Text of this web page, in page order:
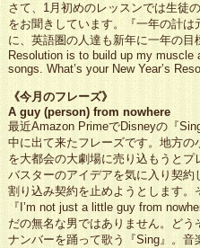
さて、1月初めのレッスンでは生
をお聞きしています。『一年の計
に、英語圏の人達も新年に一年の目
Resolution is to build up my
songs. What’s your New Year’s
《今月のフレーズ》
A guy (person) from nowhere
最近Amazon PrimeでDisneyの『
中に出て来たフレーズです。地方
を大都会の大劇場に売り込もうと
バスターのアイデアを気に入り契
割り込み契約を止めようとします
『I’m not just a little guy from
だの無名な男ではありません。ど
ナンバーを踊って歌う『Sing』。